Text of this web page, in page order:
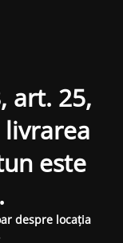
art. 25,
este
despre locația